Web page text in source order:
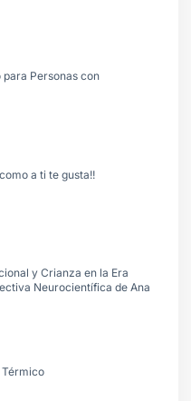
Personas con
a ti te gusta!!
y Crianza en la Era
Neurocientífica de Ana
Térmico